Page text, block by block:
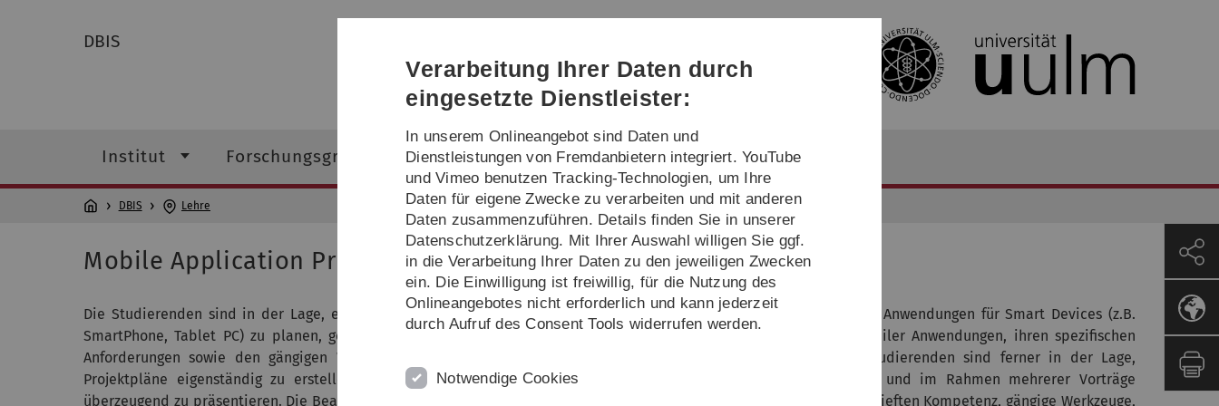
Direkt
Direkt
Direkt
(Sprache,
Drucken,
Social
Direkt
Direkt
DBIS
Institut Forschungsgruppen Lehre Forschung
DBIS Lehre
Mobile Application Project
Die Studierenden sind in der Lage, eine über zwei Semester laufende projektorientierte Arbeit im Bereich mobiler Anwendungen für Smart Devices (z.B.
SmartPhone, Tablet PC) zu planen, gestalten und durchzuführen. Sie sind vertraut mit der Theorie und Praxis mobiler Anwendungen, ihren spezifischen
Anforderungen sowie den gängigen Werkzeugen und Methoden für ihre benutzerfreundliche Realisierung. Die Studierenden sind ferner in der Lage,
Projektpläne eigenständig zu erstellen und zu pflegen, ihre Ergebnisse regelmäßig schriftlich zu dokumentieren und im Rahmen mehrerer Vorträge
überzeugend zu präsentieren. Die Bearbeitung projektorientierter Aufgaben im Team führt darüber hinaus zu einer vertieften Kompetenz, gängige Werkzeuge,
Verarbeitung Ihrer Daten durch
eingesetzte Dienstleister:
In unserem Onlineangebot sind Daten und
Dienstleistungen von Fremdanbietern integriert. YouTube
und Vimeo benutzen Tracking-Technologien, um Ihre
Daten für eigene Zwecke zu verarbeiten und mit anderen
Daten zusammenzuführen. Details finden Sie in unserer
Datenschutzerklärung. Mit Ihrer Auswahl willigen Sie ggf.
in die Verarbeitung Ihrer Daten zu den jeweiligen Zwecken
ein. Die Einwilligung ist freiwillig, für die Nutzung des
Onlineangebotes nicht erforderlich und kann jederzeit
durch Aufruf des Consent Tools widerrufen werden.
Notwendige Cookies